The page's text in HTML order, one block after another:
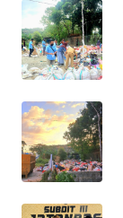
TAMBANG
NEWS
SITUNGIR
SIDIKALANG
NEWS
SIBARAGAS